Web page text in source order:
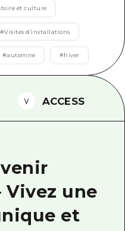
sur le transport en
et culture
#Visites d’installations
#automne #hiver
ACCESS
une
et